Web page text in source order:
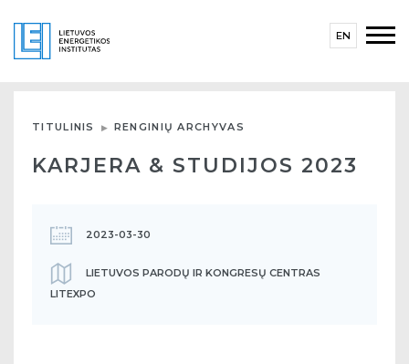
EN
TITULINIS RENGINIŲ ARCHYVAS
KARJERA & STUDIJOS 2023
2023-03-30
LIETUVOS PARODŲ IR KONGRESŲ CENTRAS
LITEXPO